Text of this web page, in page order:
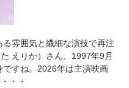
雰囲気と繊細な演技で再注
えりか）さん。1997年9月
すね。2026年は主演映画
・・